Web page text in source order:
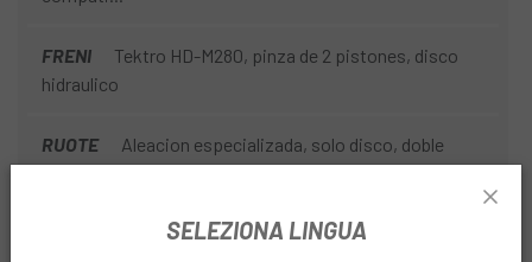
FRENI
Tektro HD-M280, pinza de 2 pistones, disco
hidraulico
RUOTE
Aleacion especializada, solo disco, doble
pared, 25 mm de ancho interior, 32h
Shimano Altus, 9 velocidades
SELEZIONA LINGUA